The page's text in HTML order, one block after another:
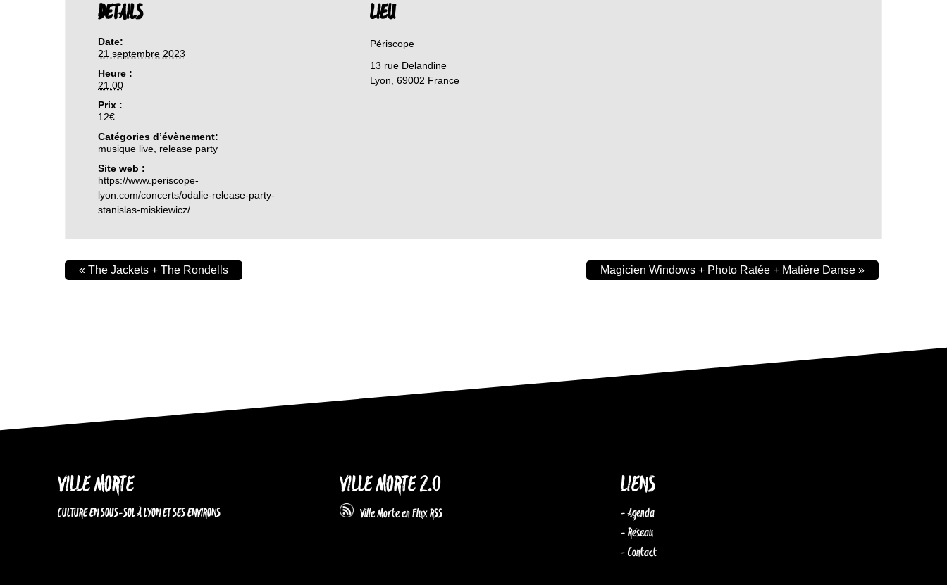
DETAILS
Date:
21 septembre 2023
Heure :
21:00
Prix :
12€
Catégories d’évènement:
musique live release party
Site web :
https://www.periscope-
lyon.com/concerts/odalie-release-party-
stanislas-miskiewicz/
LIEU
Périscope
13 rue Delandine
Lyon 69002 France
« The Jackets + The Rondells Magicien Windows + Photo Ratée + Matière Danse »
VILLE MORTE
CULTURE EN SOUS-SOL À LYON ET SES ENVIRONS
VILLE MORTE 2.0
Ville Morte en Flux RSS
LIENS
- Agenda
- Réseau
- Contact